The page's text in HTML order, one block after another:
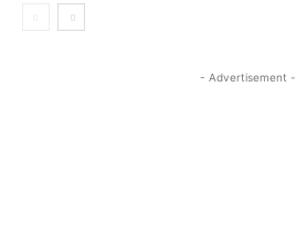
- Advertisement -